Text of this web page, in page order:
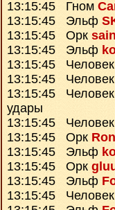
13:15:45 Гном
13:15:45 Эльф
13:15:45 Орк
13:15:45 Эльф
13:15:45 Человек
13:15:45 Человек
13:15:45 Человек
удары
13:15:45 Человек
13:15:45 Орк
13:15:45 Эльф
13:15:45 Орк
13:15:45 Эльф
13:15:45 Человек